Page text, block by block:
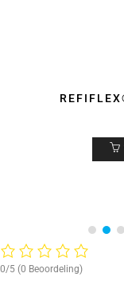
0/5 (0 Beoordeling)